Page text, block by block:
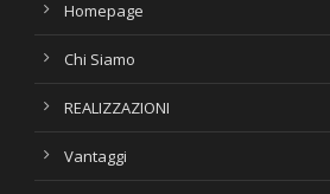
Homepage
Chi Siamo
REALIZZAZIONI
Vantaggi